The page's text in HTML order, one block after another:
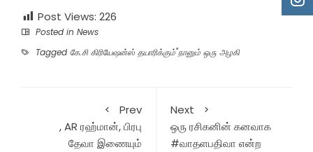
Post Views: 226
Posted in News
Tagged கே.சி கிரியேஷன்ஸ் தயாரிக்கும்"நானும் ஒரு அழகி
Prev
, AR ரஹ்மான், பிரபு
தேவா இணையும்
Next
ஒரு ரசிகனின் கனவாக
#வாதளபதிவா என்ற